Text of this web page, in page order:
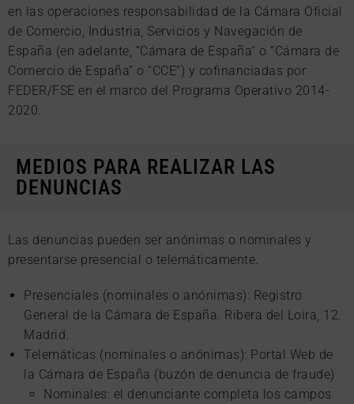
en las operaciones responsabilidad de la Cámara Oficial
de Comercio, Industria, Servicios y Navegación de
España (en adelante, “Cámara de España” o “Cámara de
Comercio de España” o “CCE”) y cofinanciadas por
FEDER/FSE en el marco del Programa Operativo 2014-
2020.
MEDIOS PARA REALIZAR LAS
DENUNCIAS
Las denuncias pueden ser anónimas o nominales y
presentarse presencial o telemáticamente.
Presenciales (nominales o anónimas): Registro
General de la Cámara de España. Ribera del Loira, 12.
Madrid.
Telemáticas (nominales o anónimas): Portal Web de
la Cámara de España (buzón de denuncia de fraude)
Nominales: el denunciante completa los campos